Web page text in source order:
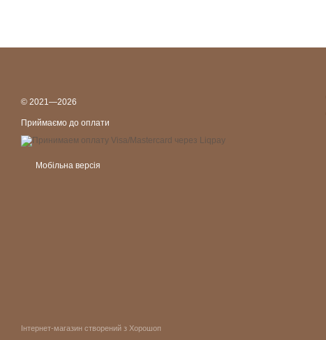
© 2021—2026
Приймаємо до оплати
Мобільна версія
Інтернет-магазин створений з Хорошоп